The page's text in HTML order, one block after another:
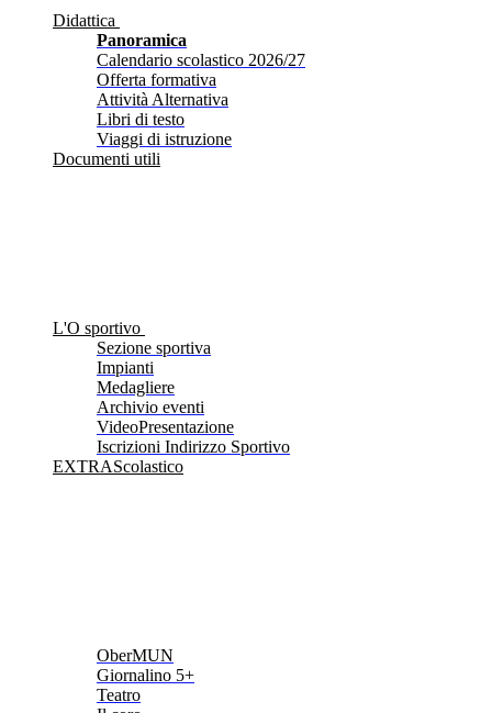
Didattica
Panoramica
Calendario scolastico 2026/27
Offerta formativa
Attività Alternativa
Libri di testo
Viaggi di istruzione
Documenti utili
L'O sportivo
Sezione sportiva
Impianti
Medagliere
Archivio eventi
VideoPresentazione
Iscrizioni Indirizzo Sportivo
EXTRAScolastico
OberMUN
Giornalino 5+
Teatro